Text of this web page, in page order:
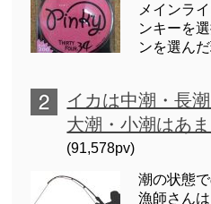
メインラ
ンキーを
ンを選ん
イカは中潮・長
大潮・小潮はあ
(91,578pv)
潮の状態
漁師さん